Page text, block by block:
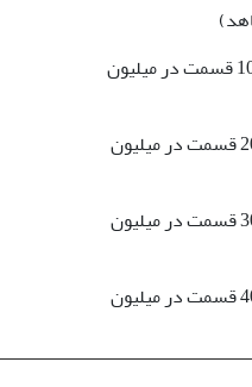
تیمار2 ( 100 قسمت در میلیون
تیمار3 (200 قسمت در میلیون
تیمار4 (300 قسمت در میلیون
تیمار5 (400 قسمت در میلیون